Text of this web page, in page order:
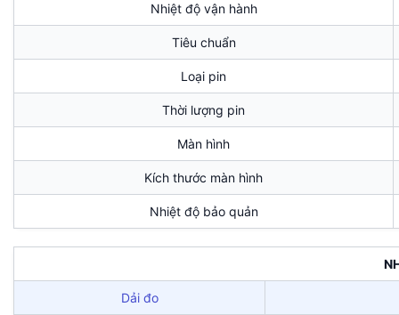
Nhiệt độ vận hành
Tiêu chuẩn
Loại pin
Thời lượng pin
Màn hình
Kích thước màn hình
Nhiệt độ bảo quản
Dải đo